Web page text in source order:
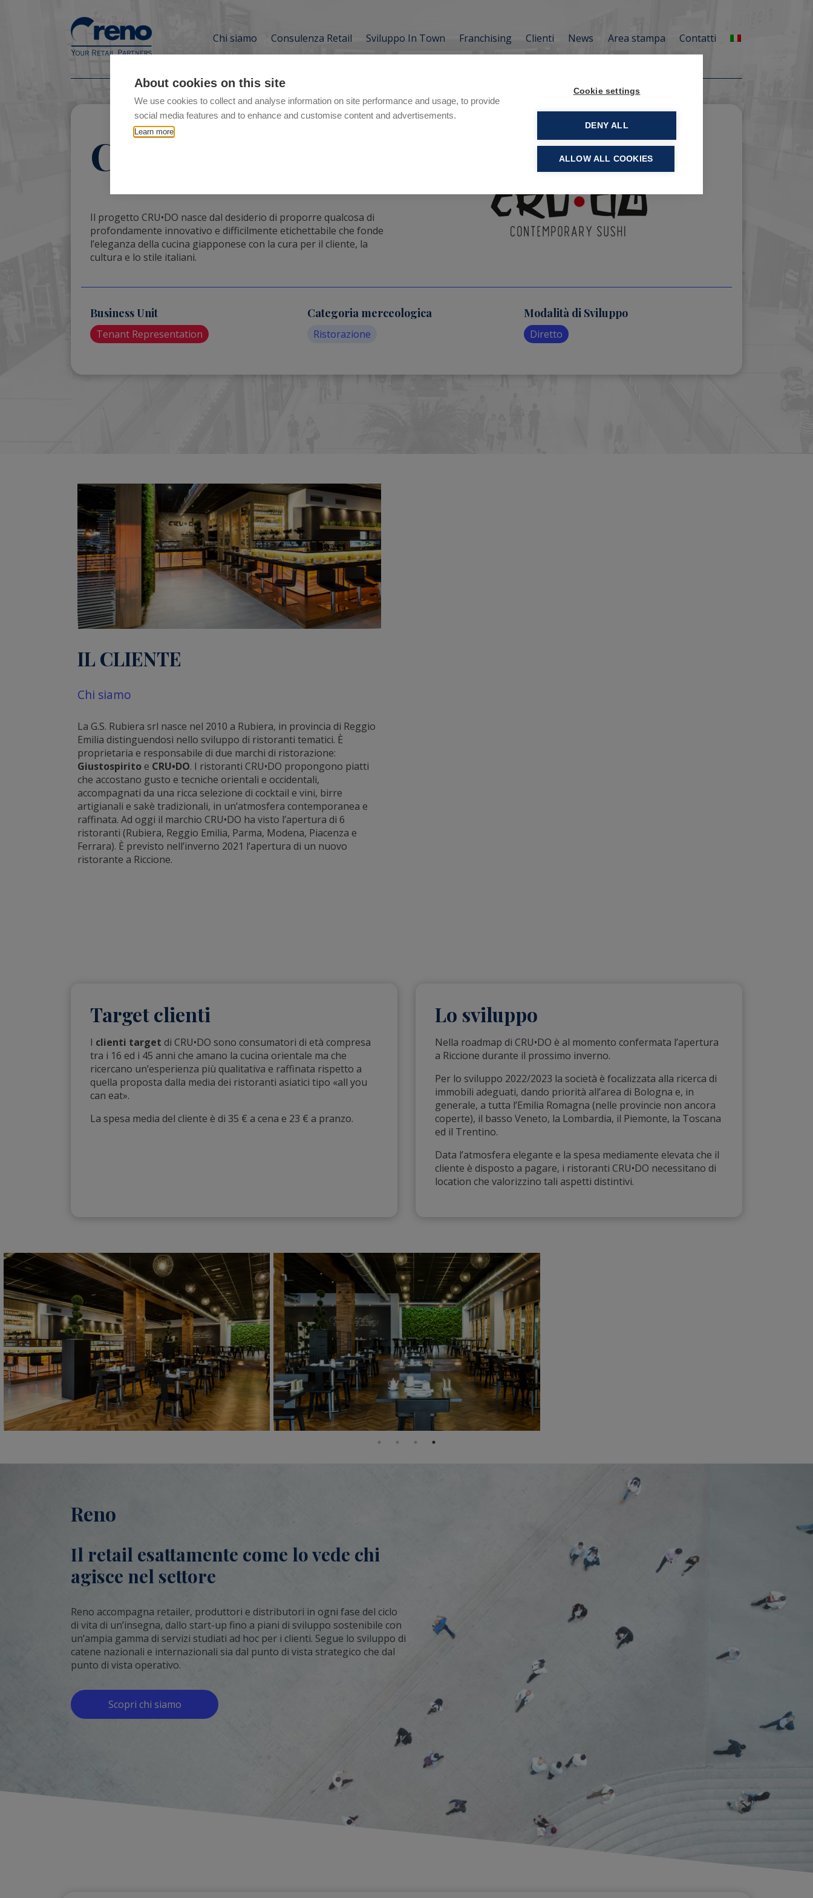
About cookies on this site
We use cookies to collect and analyse information on site performance and usage, to provide
social media features and to enhance and customise content and advertisements.
Learn more
Cookie settings
DENY ALL
ALLOW ALL COOKIES
Chi siamo Consulenza Retail Sviluppo In Town Franchising Clienti News Area stampa Contatti
Cru.do
Il progetto CRU•DO nasce dal desiderio di proporre qualcosa di
profondamente innovativo e difficilmente etichettabile che fonde
l’eleganza della cucina giapponese con la cura per il cliente, la
cultura e lo stile italiani.
Business Unit
Tenant Representation
Categoria merceologica
Ristorazione
Modalità di Sviluppo
Diretto
IL CLIENTE
Chi siamo
La G.S. Rubiera srl nasce nel 2010 a Rubiera, in provincia di Reggio
Emilia distinguendosi nello sviluppo di ristoranti tematici. È
proprietaria e responsabile di due marchi di ristorazione:
Giustospiritoe CRU•DO. I ristoranti CRU•DO propongono piatti
che accostano gusto e tecniche orientali e occidentali,
accompagnati da una ricca selezione di cocktail e vini, birre
artigianali e sakè tradizionali, in un’atmosfera contemporanea e
raffinata. Ad oggi il marchio CRU•DO ha visto l’apertura di 6
ristoranti (Rubiera, Reggio Emilia, Parma, Modena, Piacenza e
Ferrara). È previsto nell’inverno 2021 l’apertura di un nuovo
ristorante a Riccione.
Target clienti
I clienti target di CRU•DO sono consumatori di età compresa
tra i 16 ed i 45 anni che amano la cucina orientale ma che
ricercano un’esperienza più qualitativa e raffinata rispetto a
quella proposta dalla media dei ristoranti asiatici tipo «all you
can eat».
La spesa media del cliente è di 35 € a cena e 23 € a pranzo.
Lo sviluppo
Nella roadmap di CRU•DO è al momento confermata l’apertura
a Riccione durante il prossimo inverno.
Per lo sviluppo 2022/2023 la società è focalizzata alla ricerca di
immobili adeguati, dando priorità all’area di Bologna e, in
generale, a tutta l’Emilia Romagna (nelle provincie non ancora
coperte), il basso Veneto, la Lombardia, il Piemonte, la Toscana
ed il Trentino.
Data l’atmosfera elegante e la spesa mediamente elevata che il
cliente è disposto a pagare, i ristoranti CRU•DO necessitano di
location che valorizzino tali aspetti distintivi.
Reno
Il retail esattamente come lo vede chi
agisce nel settore
Reno accompagna retailer, produttori e distributori in ogni fase del ciclo
di vita di un’insegna, dallo start-up fino a piani di sviluppo sostenibile con
un’ampia gamma di servizi studiati ad hoc per i clienti. Segue lo sviluppo di
catene nazionali e internazionali sia dal punto di vista strategico che dal
punto di vista operativo.
Scopri chi siamo